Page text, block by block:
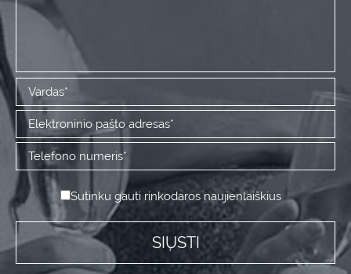
Sutinku gauti rinkodaros naujienlaiškius